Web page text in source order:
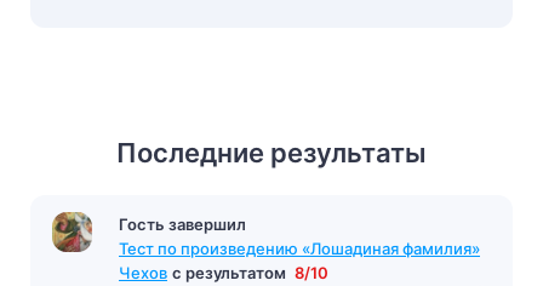
Последние результаты
Гость завершил
Тест по произведению «Лошадиная фамилия»
Чехов с результатом 8/10